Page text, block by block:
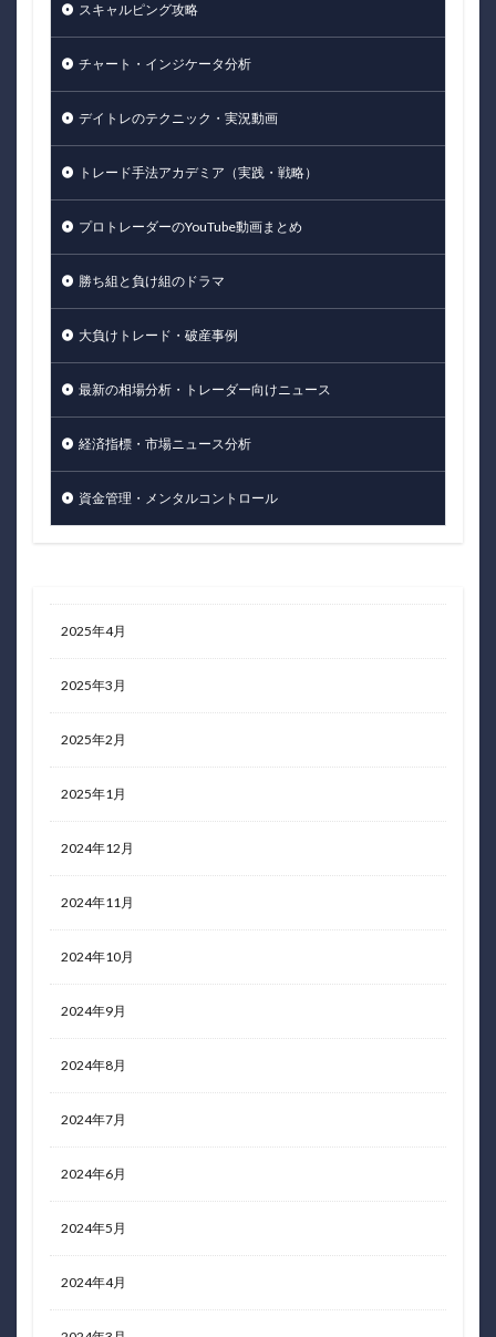
スキャルピング攻略
チャート・インジケータ分析
デイトレのテクニック・実況動画
トレード手法アカデミア（実践・戦略）
プロトレーダーのYouTube動画まとめ
勝ち組と負け組のドラマ
大負けトレード・破産事例
最新の相場分析・トレーダー向けニュース
経済指標・市場ニュース分析
資金管理・メンタルコントロール
2025年4月
2025年3月
2025年2月
2025年1月
2024年12月
2024年11月
2024年10月
2024年9月
2024年8月
2024年7月
2024年6月
2024年5月
2024年4月